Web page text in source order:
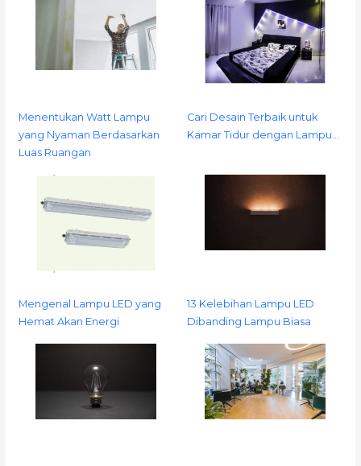
Menentukan Watt Lampu
yang Nyaman Berdasarkan
Luas Ruangan
Cari Desain Terbaik untuk
Kamar Tidur dengan Lampu…
Mengenal Lampu LED yang
Hemat Akan Energi
13 Kelebihan Lampu LED
Dibanding Lampu Biasa